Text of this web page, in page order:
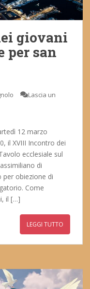
giovani
per san
Lascia un
12 marzo
il XVIII Incontro dei
ecclesiale sul
di
per obiezione di
Come
il […]
LEGGI TUTTO